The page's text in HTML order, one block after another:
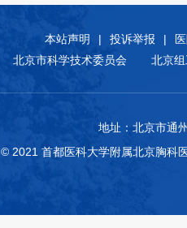
本站声明 | 投诉举报 |
北京市科学技术委员会 北京组
地址：北京市通
© 2021 首都医科大学附属北京胸科